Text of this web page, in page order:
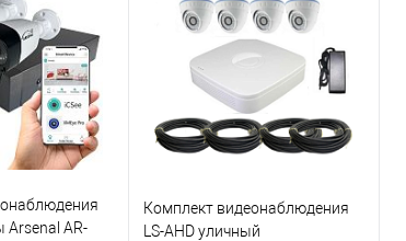
Arsenal AR-
Комплект видеонаблюдения
LS-AHD уличный